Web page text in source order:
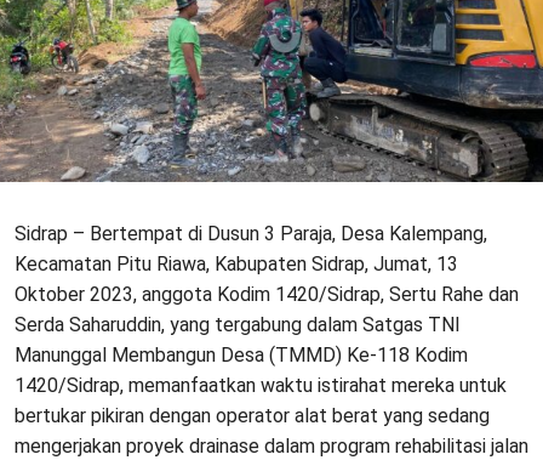
Sidrap – Bertempat di Dusun 3 Paraja, Desa Kalempang,
Kecamatan Pitu Riawa, Kabupaten Sidrap, Jumat, 13
Oktober 2023, anggota Kodim 1420/Sidrap, Sertu Rahe dan
Serda Saharuddin, yang tergabung dalam Satgas TNI
Manunggal Membangun Desa (TMMD) Ke-118 Kodim
1420/Sidrap, memanfaatkan waktu istirahat mereka untuk
bertukar pikiran dengan operator alat berat yang sedang
mengerjakan proyek drainase dalam program rehabilitasi jalan